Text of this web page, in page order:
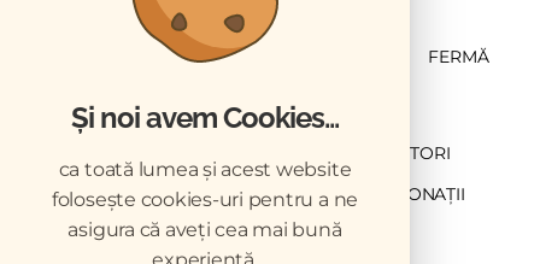
ȘTIINȚĂ ȘI PRACTICĂ FERMĂ
CONTRIBUTORI
DESCĂRCĂRI ACREDITARE CMVRO DONAȚII
CHESTIONAR
Și noi avem Cookies...
ca toată lumea și acest website
folosește cookies-uri pentru a ne
asigura că aveți cea mai bună